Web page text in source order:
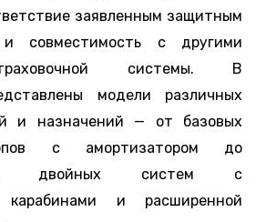
заявленным защитным
и совместимость с другими
системы. В
модели различных
и назначений — от базовых
с амортизатором до
двойных систем с
карабинами и расширенной